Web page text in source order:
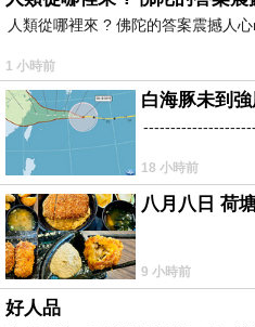
人類從哪裡來 ? 佛陀的答案震撼人
1 小時前
白海豚未到
18 小時前
八月八日 荷
9 小時前
好人品